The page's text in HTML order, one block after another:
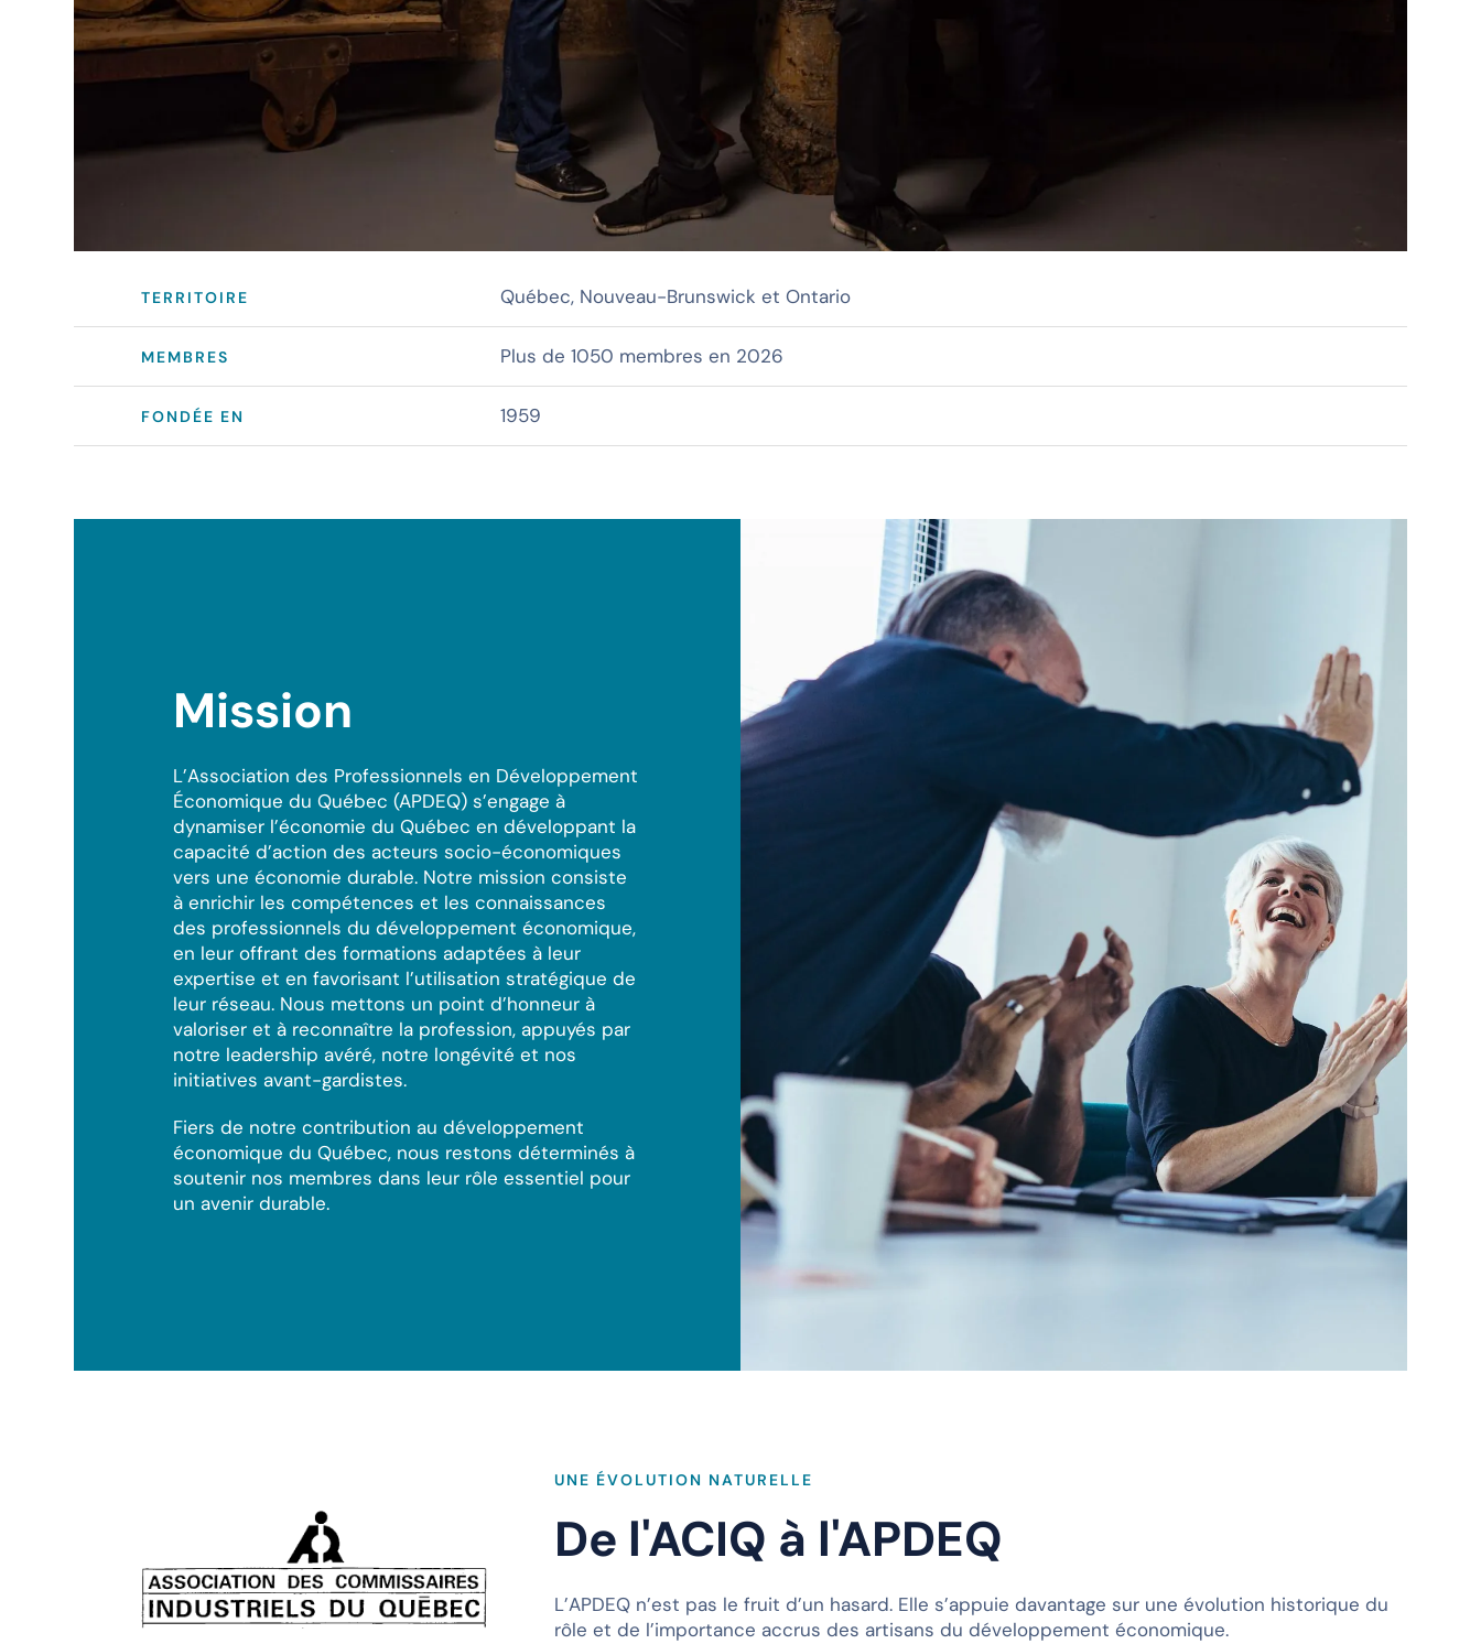
TERRITOIRE Québec, Nouveau-Brunswick et Ontario
MEMBRES Plus de 1050 membres en 2026
FONDÉE EN 1959
Mission
L’Association des Professionnels en Développement
Économique du Québec (APDEQ) s’engage à
dynamiser l’économie du Québec en développant la
capacité d’action des acteurs socio-économiques
vers une économie durable. Notre mission consiste
à enrichir les compétences et les connaissances
des professionnels du développement économique,
en leur offrant des formations adaptées à leur
expertise et en favorisant l’utilisation stratégique de
leur réseau. Nous mettons un point d’honneur à
valoriser et à reconnaître la profession, appuyés par
notre leadership avéré, notre longévité et nos
initiatives avant-gardistes.
Fiers de notre contribution au développement
économique du Québec, nous restons déterminés à
soutenir nos membres dans leur rôle essentiel pour
un avenir durable.
UNE ÉVOLUTION NATURELLE
De l'ACIQ à l'APDEQ
L’APDEQ n’est pas le fruit d’un hasard. Elle s’appuie davantage sur une évolution historique du
rôle et de l’importance accrus des artisans du développement économique.